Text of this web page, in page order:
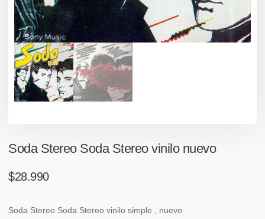
Soda Stereo Soda Stereo vinilo nuevo
$28.990
Soda Stereo Soda Stereo vinilo simple , nuevo